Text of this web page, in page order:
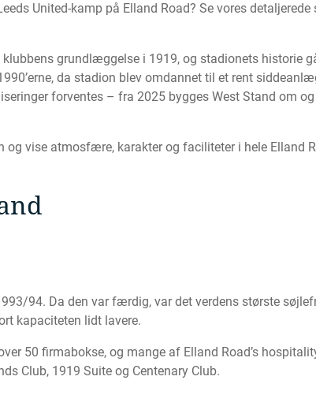
United-kamp på Elland Road? Se vores
grundlæggelse i 1919, og stadionets historie
da stadion blev omdannet til et rent
forventes – fra 2025 bygges West Stand om
og vise atmosfære, karakter og faciliteter i hele Elland
94. Da den var færdig, var det verdens største
kapaciteten lidt lavere.
50 firmabokse, og mange af Elland Road’s
Club, 1919 Suite og Centenary Club.